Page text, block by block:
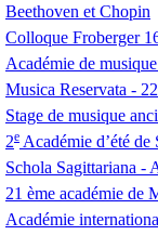
Beethoven et Chopin
Colloque Froberger
Académie de
Musica Reservata - 22
Stage de musique
2e Académie d’été de
Schola Sagittariana -
21 ème académie de
Académie